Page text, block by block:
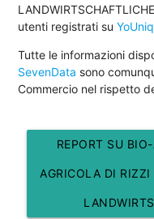
utenti registrati su
Tutte le informazioni
SevenData sono
Commercio nel rispetto
REPORT SU
AGRICOLA DI